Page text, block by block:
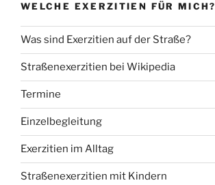
WELCHE EXERZITIEN FÜR MICH?
Was sind Exerzitien auf der Straße?
Straßenexerzitien bei Wikipedia
Termine
Einzelbegleitung
Exerzitien im Alltag
Straßenexerzitien mit Kindern